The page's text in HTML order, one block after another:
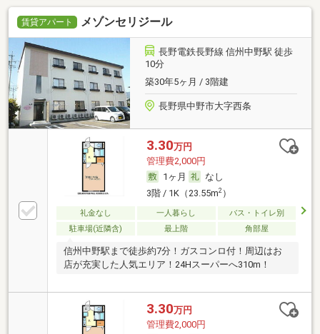
賃貸アパート メゾンセリジール
長野電鉄長野線 信州中野駅 徒歩
10分
築30年5ヶ月 / 3階建
長野県中野市大字西条
3.30万円
管理費2,000円
1ヶ月
なし
3階 / 1K（23.55m2）
礼金なし 一人暮らし
バス・トイレ別
駐車場(近隣含)
最上階 角部屋
信州中野駅まで徒歩約7分！ガスコンロ付！周辺はお
店が充実した人気エリア！24Hスーパーへ310m！
3.30万円
管理費2,000円